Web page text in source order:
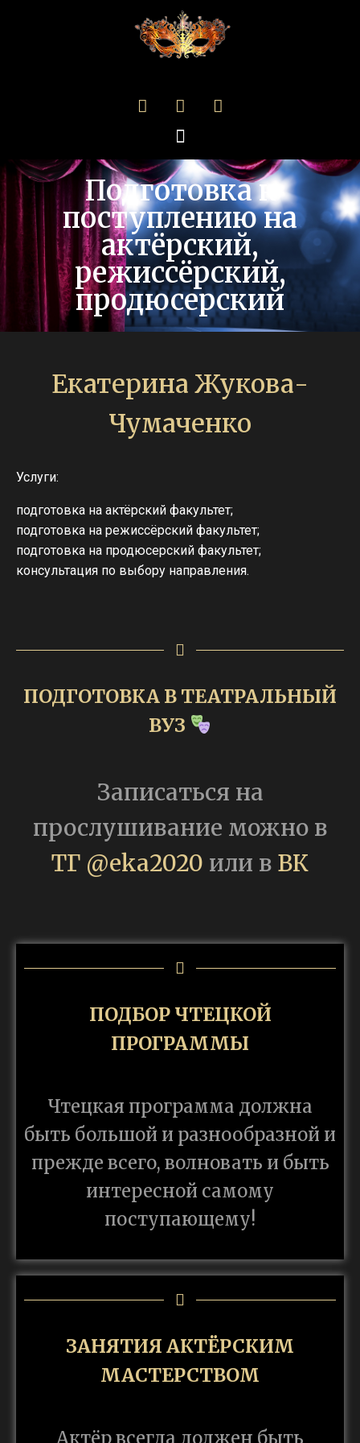
Подготовка к
поступлению на
актёрский,
режиссёрский,
продюсерский
Екатерина Жукова-
Чумаченко
Услуги:
подготовка на актёрский факультет;
подготовка на режиссёрский факультет;
подготовка на продюсерский факультет;
консультация по выбору направления.
ПОДГОТОВКА В ТЕАТРАЛЬНЫЙ
ВУЗ
Записаться на
прослушивание можно в
ТГ @eka2020 или в ВК
ПОДБОР ЧТЕЦКОЙ
ПРОГРАММЫ
Чтецкая программа должна
быть большой и разнообразной и
прежде всего, волновать и быть
интересной самому
поступающему!
ЗАНЯТИЯ АКТЁРСКИМ
МАСТЕРСТВОМ
Актёр всегда должен быть